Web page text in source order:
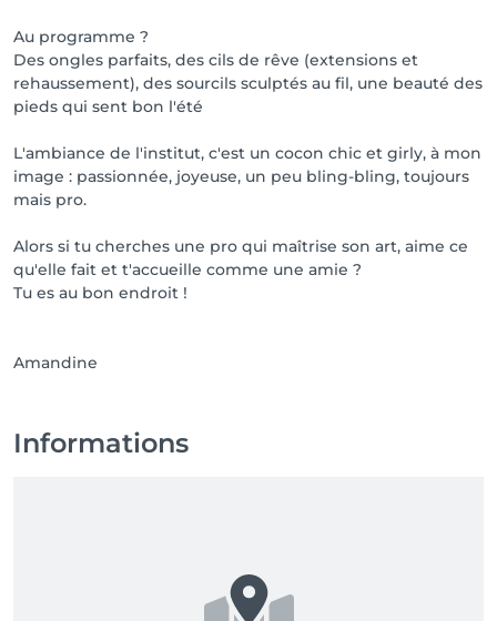
Au programme ?
Des ongles parfaits, des cils de rêve (extensions et
rehaussement), des sourcils sculptés au fil, une beauté des
pieds qui sent bon l'été
L'ambiance de l'institut, c'est un cocon chic et girly, à mon
image : passionnée, joyeuse, un peu bling-bling, toujours
mais pro.
Alors si tu cherches une pro qui maîtrise son art, aime ce
qu'elle fait et t'accueille comme une amie ?
Tu es au bon endroit !
Amandine
Informations